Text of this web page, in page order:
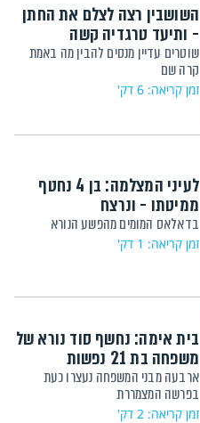
השושבין רצה לצלם את החתן
- ותיעד טרגדיה קשה
שוטרים עדיין מנסים להבין מה באמת
קרה שם
זמן קריאה: 6 דק'
לעיני המצלמה: בן 4 נחטף
ממיטתו - ונרצח
בדאלאס המומים מהפשע הנורא
זמן קריאה: 1 דק'
בית אימה: נחשף סוד נורא של
משפחה בת 21 נפשות
ארבעה מבני המשפחה נעצרו כעת
בפרשה המצמררת
זמן קריאה: 2 דק'